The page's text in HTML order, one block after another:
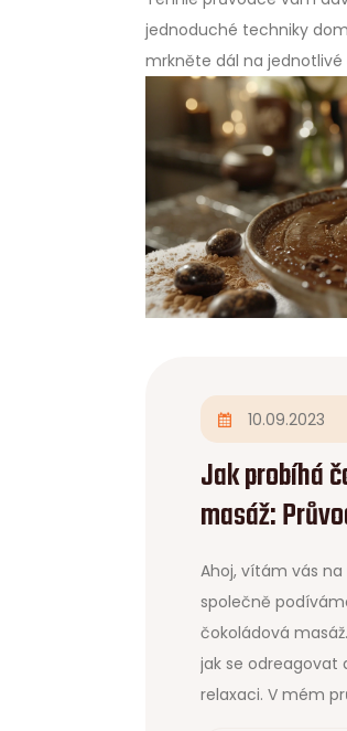
jednoduché techniky
mrkněte dál na
10.09.2023
Jak probíhá
masáž:
krokem
Ahoj, vítám vás
společně
čokoládová
jak se odreagovat
relaxaci. V mém